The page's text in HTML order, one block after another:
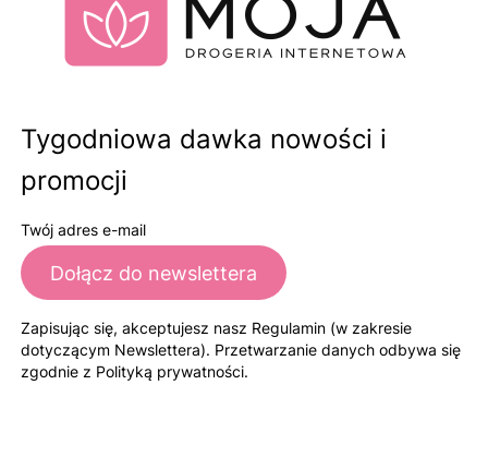
Tygodniowa dawka nowości i
promocji
Twój adres e-mail
Dołącz do newslettera
Zapisując się, akceptujesz nasz Regulamin (w zakresie
dotyczącym Newslettera). Przetwarzanie danych odbywa się
zgodnie z Polityką prywatności.